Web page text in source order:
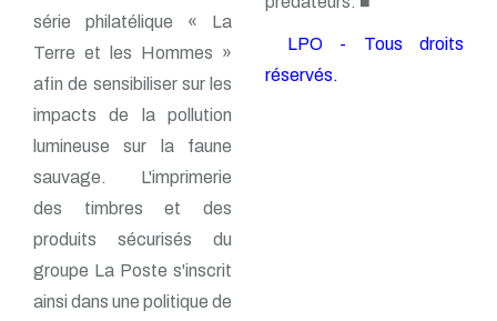
série philatélique « La
Terre et les Hommes »
afin de sensibiliser sur les
impacts de la pollution
lumineuse sur la faune
sauvage. L'imprimerie
des timbres et des
produits sécurisés du
groupe La Poste s'inscrit
ainsi dans une politique de
LPO - Tous droits
réservés.